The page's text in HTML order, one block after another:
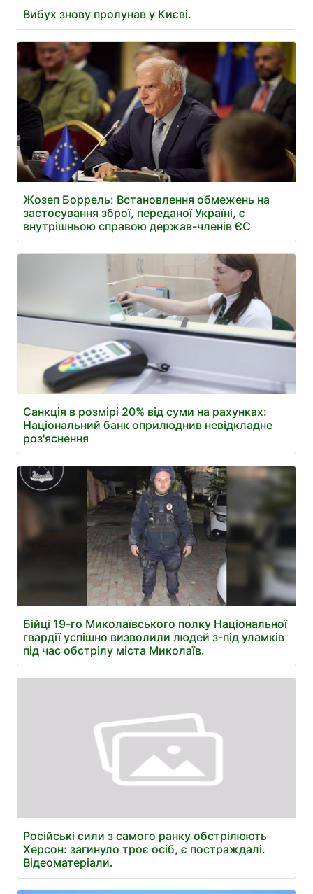
Вибух знову пролунав у Києві.
Жозеп Боррель: Встановлення обмежень на
застосування зброї, переданої Україні, є
внутрішньою справою держав-членів ЄС
Санкція в розмірі 20% від суми на рахунках:
Національний банк оприлюднив невідкладне
роз'яснення
Бійці 19-го Миколаївського полку Національної
гвардії успішно визволили людей з-під уламків
під час обстрілу міста Миколаїв.
Російські сили з самого ранку обстрілюють
Херсон: загинуло троє осіб, є постраждалі.
Відеоматеріали.